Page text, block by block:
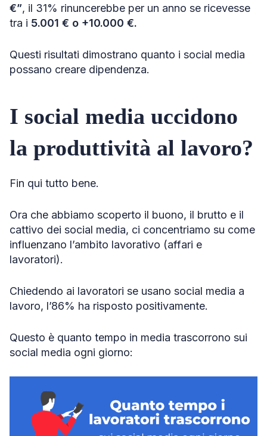
€”, il 31% rinuncerebbe per un anno se ricevesse
tra i 5.001 € o +10.000 €.
Questi risultati dimostrano quanto i social media
possano creare dipendenza.
I social media uccidono
la produttività al lavoro?
Fin qui tutto bene.
Ora che abbiamo scoperto il buono, il brutto e il
cattivo dei social media, ci concentriamo su come
influenzano l’ambito lavorativo (affari e
lavoratori).
Chiedendo ai lavoratori se usano social media a
lavoro, l’86% ha risposto positivamente.
Questo è quanto tempo in media trascorrono sui
social media ogni giorno: